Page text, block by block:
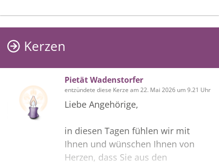
Kerzen
Pietät Wadenstorfer
entzündete diese Kerze am 22. Mai 2026 um 9.21 Uhr
Liebe Angehörige,
in diesen Tagen fühlen wir mit
Ihnen und wünschen Ihnen von
Herzen, dass Sie aus den